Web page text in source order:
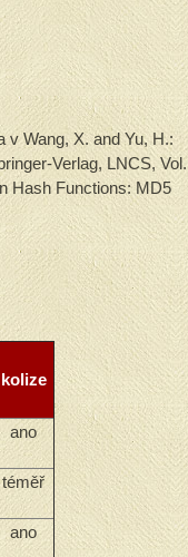
Wang, X. and Yu, H.:
Verlag, LNCS, Vol.
Hash Functions: MD5
kolize
ano
téměř
ano